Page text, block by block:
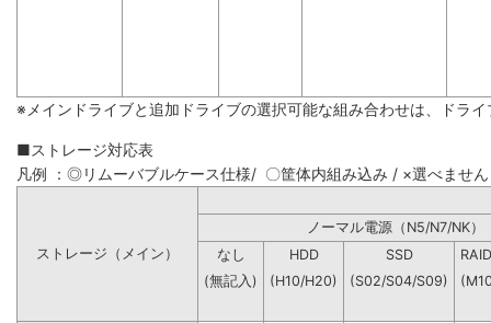
※メインドライブと追加ドライブの選択可能な組み合わせは、ドラ
■ストレージ対応表
凡例 ：◎リムーバブルケース仕様/ 〇筐体内組み込み / ×選べません
ノーマル電源（N5/
ストレージ（メイン）
なし HDD SSD
(無記入)
(H10/H20) (S02/S04/S09)